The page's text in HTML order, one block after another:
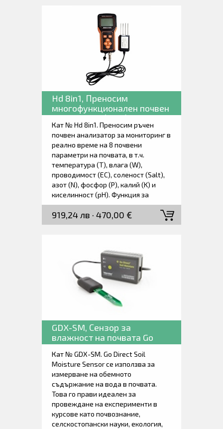
открито. Сензорът използва 3
батерии AAA. Те издържат
приблизително 1 година. За повече
информация вижте описанието на
продукта безжичен монитор за
почвена влажност със сензор.
Hd 8in1, Преносим
многофункционален почвен
анализатор (8 в 1).
Кат № Hd 8in1. Преносим ръчен
почвен анализатор за мониторинг в
реално време на 8 почвени
параметри на почвата, в т.ч.
температура (T), влага (W),
проводимост (ЕС), соленост (Salt),
азот (N), фосфор (P), калий (K) и
киселинност (pH). Функция за
регистриране на данни, която
съхранява данните в Excel формат.
LCD екран за показване на
се в куфарче заедно с пробивната
сонда, захранващ адаптер и
ръководство за работа.
919,24 лв · 470,00 €
GDX-SM, Сензор за
влажност на почвата Go
Direct®.
Кат № GDX-SM. Go Direct Soil
Moisture Sensor се използва за
измерване на обемното
съдържание на вода в почвата.
Това го прави идеален за
провеждане на експерименти в
курсове като почвознание,
селскостопански науки, екология,